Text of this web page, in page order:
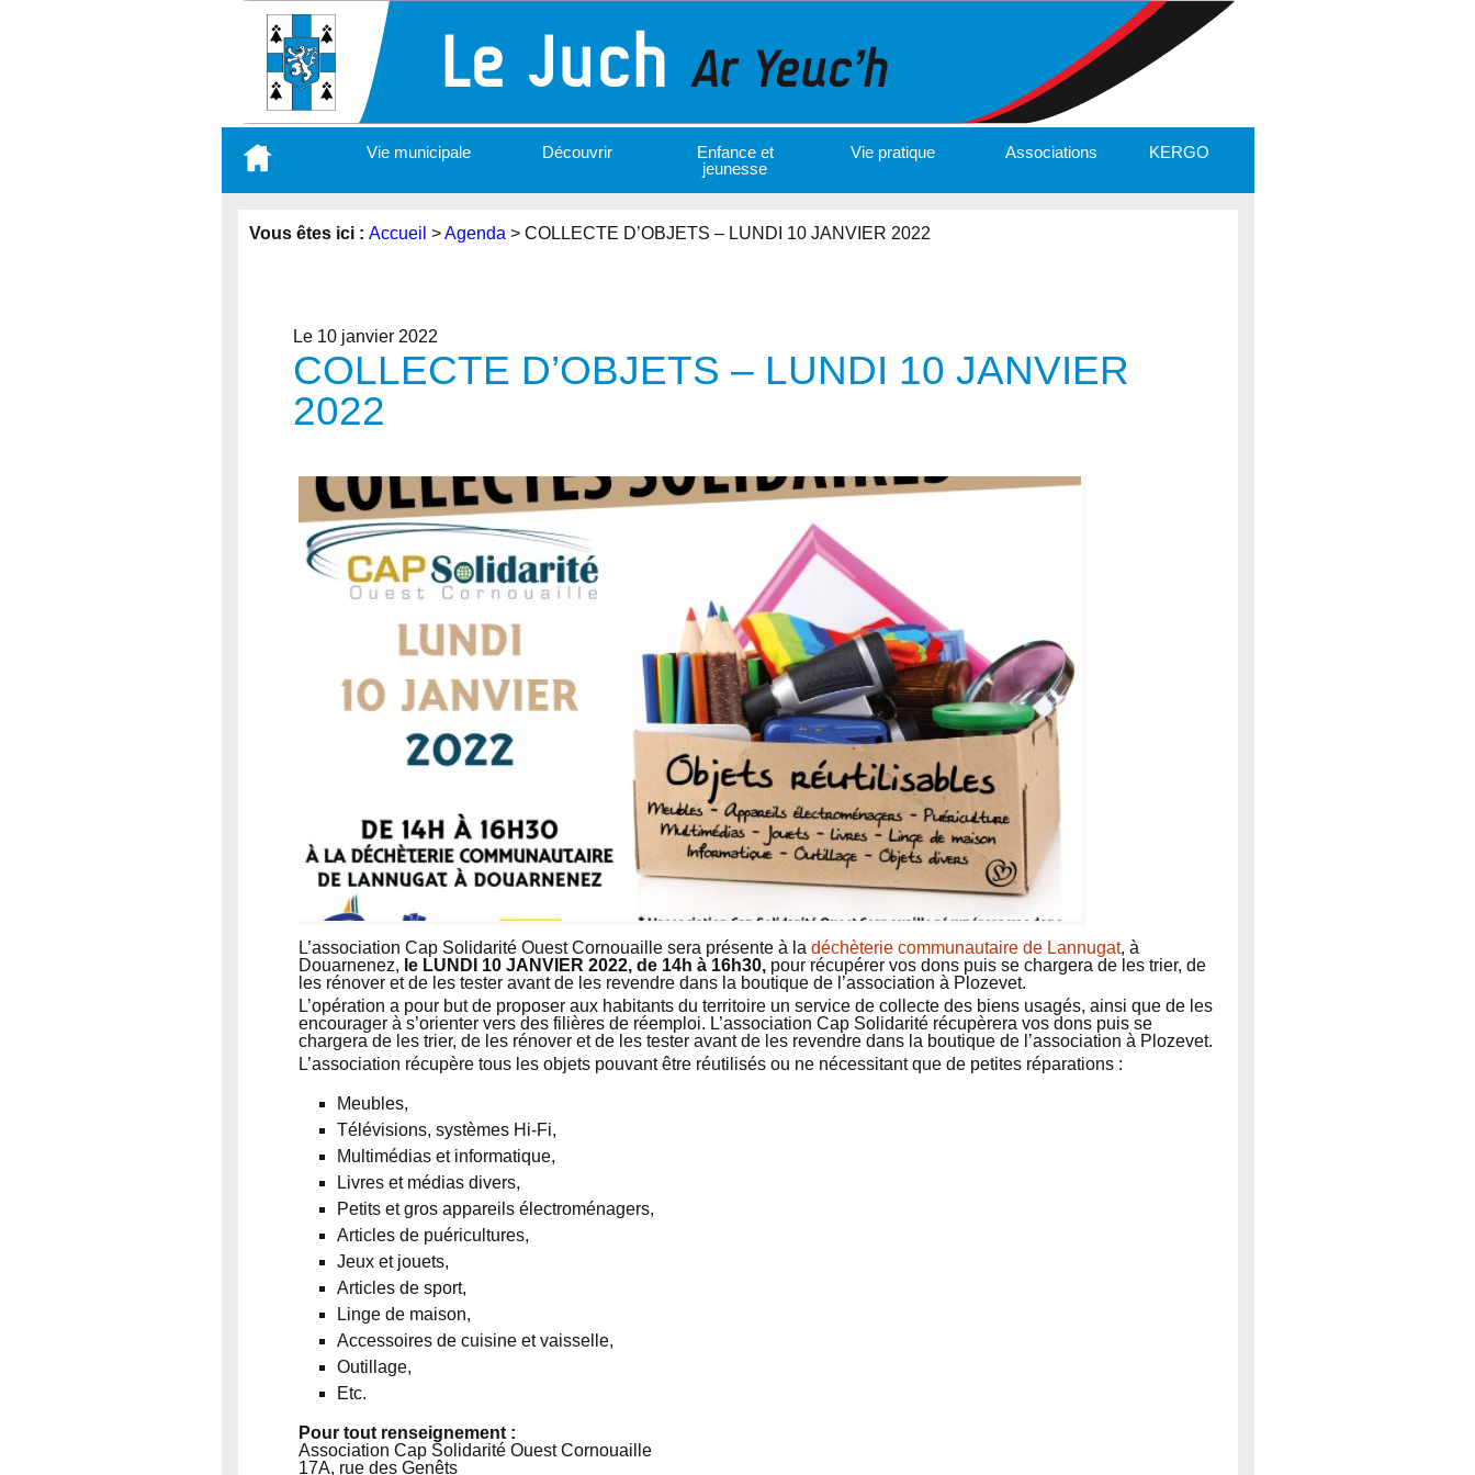
contenu
Vie municipale Découvrir
Enfance et
jeunesse
Vie pratique Associations KERGO
Vous êtes ici : Accueil >Agenda > COLLECTE D’OBJETS – LUNDI 10 JANVIER 2022
Le 10 janvier 2022
COLLECTE D’OBJETS – LUNDI 10 JANVIER
2022
L’association Cap Solidarité Ouest Cornouaille sera présente à la déchèterie communautaire de Lannugat, à
Douarnenez, le LUNDI 10 JANVIER 2022, de 14h à 16h30,pour récupérer vos dons puis se chargera de les trier, de
les rénover et de les tester avant de les revendre dans la boutique de l’association à Plozevet.
L’opération a pour but de proposer aux habitants du territoire un service de collecte des biens usagés, ainsi que de les
encourager à s’orienter vers des filières de réemploi. L’association Cap Solidarité récupèrera vos dons puis se
chargera de les trier, de les rénover et de les tester avant de les revendre dans la boutique de l’association à Plozevet.
L’association récupère tous les objets pouvant être réutilisés ou ne nécessitant que de petites réparations :
Meubles,
Télévisions, systèmes Hi-Fi,
Multimédias et informatique,
Livres et médias divers,
Petits et gros appareils électroménagers,
Articles de puéricultures,
Jeux et jouets,
Articles de sport,
Linge de maison,
Accessoires de cuisine et vaisselle,
Outillage,
Etc.
Pour tout renseignement :
Association Cap Solidarité Ouest Cornouaille
17A, rue des Genêts